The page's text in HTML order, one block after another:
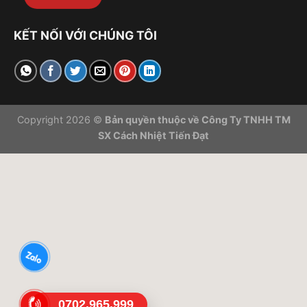
KẾT NỐI VỚI CHÚNG TÔI
Copyright 2026 © Bản quyền thuộc về Công Ty TNHH TM
SX Cách Nhiệt Tiến Đạt
0702.965.999